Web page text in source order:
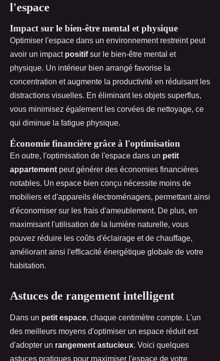
l'espace
Impact sur le bien-être mental et physique
Optimiser l'espace dans un environnement restreint peut
avoir un impact positifsur le bien-être mental et
physique. Un intérieur bien arrangé favorise la
concentration et augmente la productivité en réduisant les
distractions visuelles. En éliminant les objets superflus,
vous minimisez également les corvées de nettoyage, ce
qui diminue la fatigue physique.
Économie financière grâce à l'optimisation
En outre, l'optimisation de l'espace dans un petit
appartement peut générer des économies financières
notables. Un espace bien conçu nécessite moins de
mobiliers et d'appareils électroménagers, permettant ainsi
d'économiser sur les frais d'ameublement. De plus, en
maximisant l'utilisation de la lumière naturelle, vous
pouvez réduire les coûts d'éclairage et de chauffage,
améliorant ainsi l'efficacité énergétique globale de votre
habitation.
Astuces de rangement intelligent
Dans un petit espace, chaque centimètre compte. L'un
des meilleurs moyens d'optimiser un espace réduit est
d'adopter un rangement astucieux. Voici quelques
astuces pratiques pour maximiser l'espace de votre